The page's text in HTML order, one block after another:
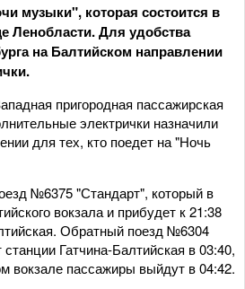
музыки", которая состоится в
Ленобласти. Для удобства
на Балтийском направлении
пригородная пассажирская
электрички назначили
для тех, кто поедет на "Ночь
№6375 "Стандарт", который в
вокзала и прибудет к 21:38
Обратный поезд №6304
Гатчина-Балтийская в 03:40,
вокзале пассажиры выйдут в 04:42.